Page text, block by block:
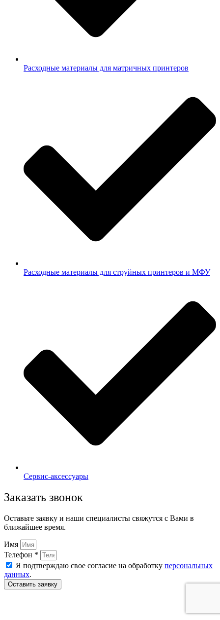
Расходные материалы для матричных принтеров
Расходные материалы для струйных принтеров и МФУ
Сервис-аксессуары
Заказать звонок
Оставьте заявку и наши специалисты свяжутся с Вами в
ближайшее время.
Имя
Телефон *
Я подтверждаю свое согласие на обработку персональных
данных.
Оставить заявку